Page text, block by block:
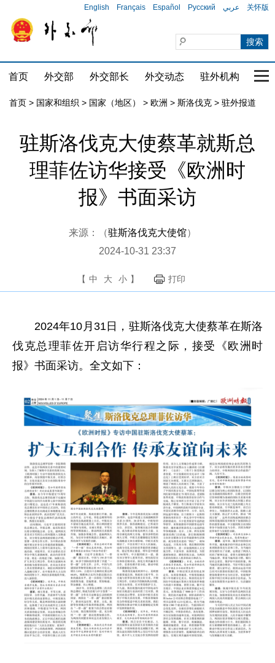
English Français Español Русский عربي 关怀版
首页 外交部 外交部长 外交动态 驻外机构 国
首页 > 国家和组织 > 国家（地区） > 欧洲 > 斯洛伐克 > 驻外报道
驻斯洛伐克大使蔡革就斯总
理菲佐访华接受《欧洲时
报》书面采访
来源：（驻斯洛伐克大使馆）
2024-10-31 23:37
【 中 大 小 】 打印
2024年10月31日，驻斯洛伐克大使蔡革在斯洛
伐克总理菲佐开启访华行程之际，接受《欧洲时
报》书面采访。全文如下：